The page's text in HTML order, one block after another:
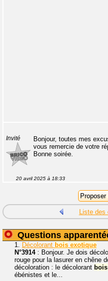
Invité
Bonjour, toutes mes
vous remercie de votre
Bonne soirée.
20 avril 2025 à 18:33
Liste des
Questions
1. Décolorant bois exotique
N°3914: Bonjour. Je dois
rouge pour la lasurer en chêne
décoloration : le décolorant bois
ébénistes et le...